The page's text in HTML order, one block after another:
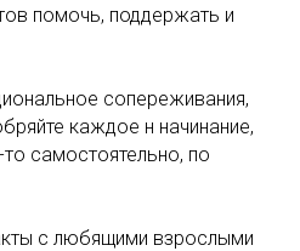
помочь, поддержать и
сопереживания,
каждое н начинание,
самостоятельно, по
с любящими взрослыми